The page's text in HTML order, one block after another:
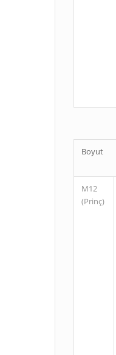
Boyut
M12
(Prinç)